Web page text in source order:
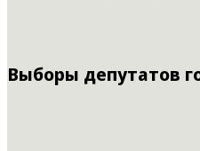
Выборы депутатов